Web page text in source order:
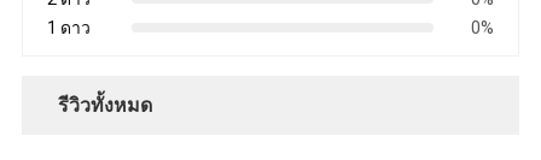
1 ดาว
0%
รีวิวทั้งหมด